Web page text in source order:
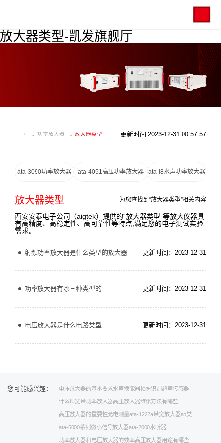
放大器类型-凯发旗舰厅
功率放大器 放大器类型 更新时间:2023-12-31 00:57:57
ata-3090功率放大器 ata-4051高压功率放大器 ata-l8水声功率放大器
放大器类型 为您查找到“放大器类型”相关内容
西安安泰电子公司（aigtek）提供的“放大器类型”等放大仪器具
有高精度、高稳定性、高可靠性等特点,满足您的电子测试实验
需求。
射频功率放大器是什么类型的放大器 更新时间：2023-12-31
功率放大器有哪三种类型的 更新时间：2023-12-31
电压放大器是什么电路类型 更新时间：2023-12-31
您可能感兴趣： 电压放大器的基本要求水声换能器损伤识别 超声传感器
什么叫宽带功率放大器高压放大器维修方法有哪些
高压放大器的重要性光电测量ata-1222a带宽放大器ab类
ata-5000系列微小信号放大器ata-2000水听器
功率放大器和电压放大器的效率高压放大器用途有哪些